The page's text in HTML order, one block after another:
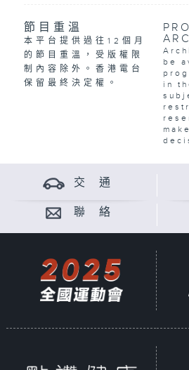
節目重溫
本平台提供過往12個月
的節目重溫，受版權限
制內容除外。香港電台
保留最終決定權。
be
in
交 通
聯 絡